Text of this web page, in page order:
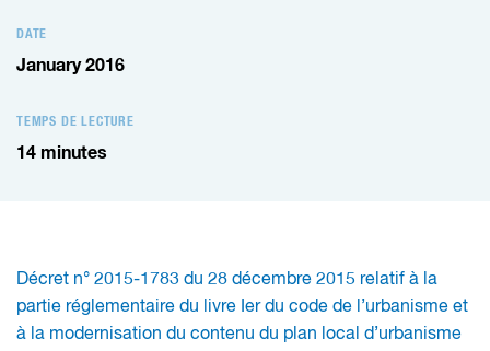
DATE
January 2016
TEMPS DE LECTURE
14 minutes
Décret n° 2015-1783 du 28 décembre 2015 relatif à la
partie réglementaire du livre Ier du code de l’urbanisme et
à la modernisation du contenu du plan local d’urbanisme